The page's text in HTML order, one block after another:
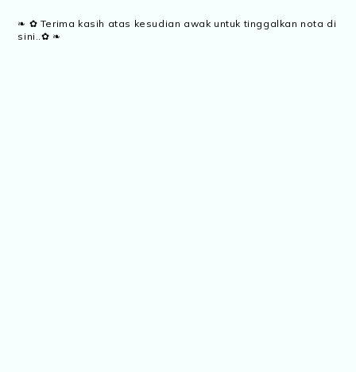
❧ ✿ Terima kasih atas kesudian awak untuk tinggalkan nota di
sini..✿ ❧